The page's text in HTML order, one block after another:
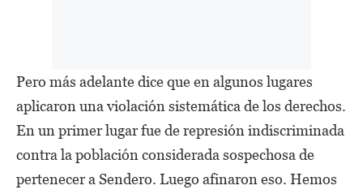
Pero más adelante dice que en algunos lugares
aplicaron una violación sistemática de los derechos.
En un primer lugar fue de represión indiscriminada
contra la población considerada sospechosa de
pertenecer a Sendero. Luego afinaron eso. Hemos